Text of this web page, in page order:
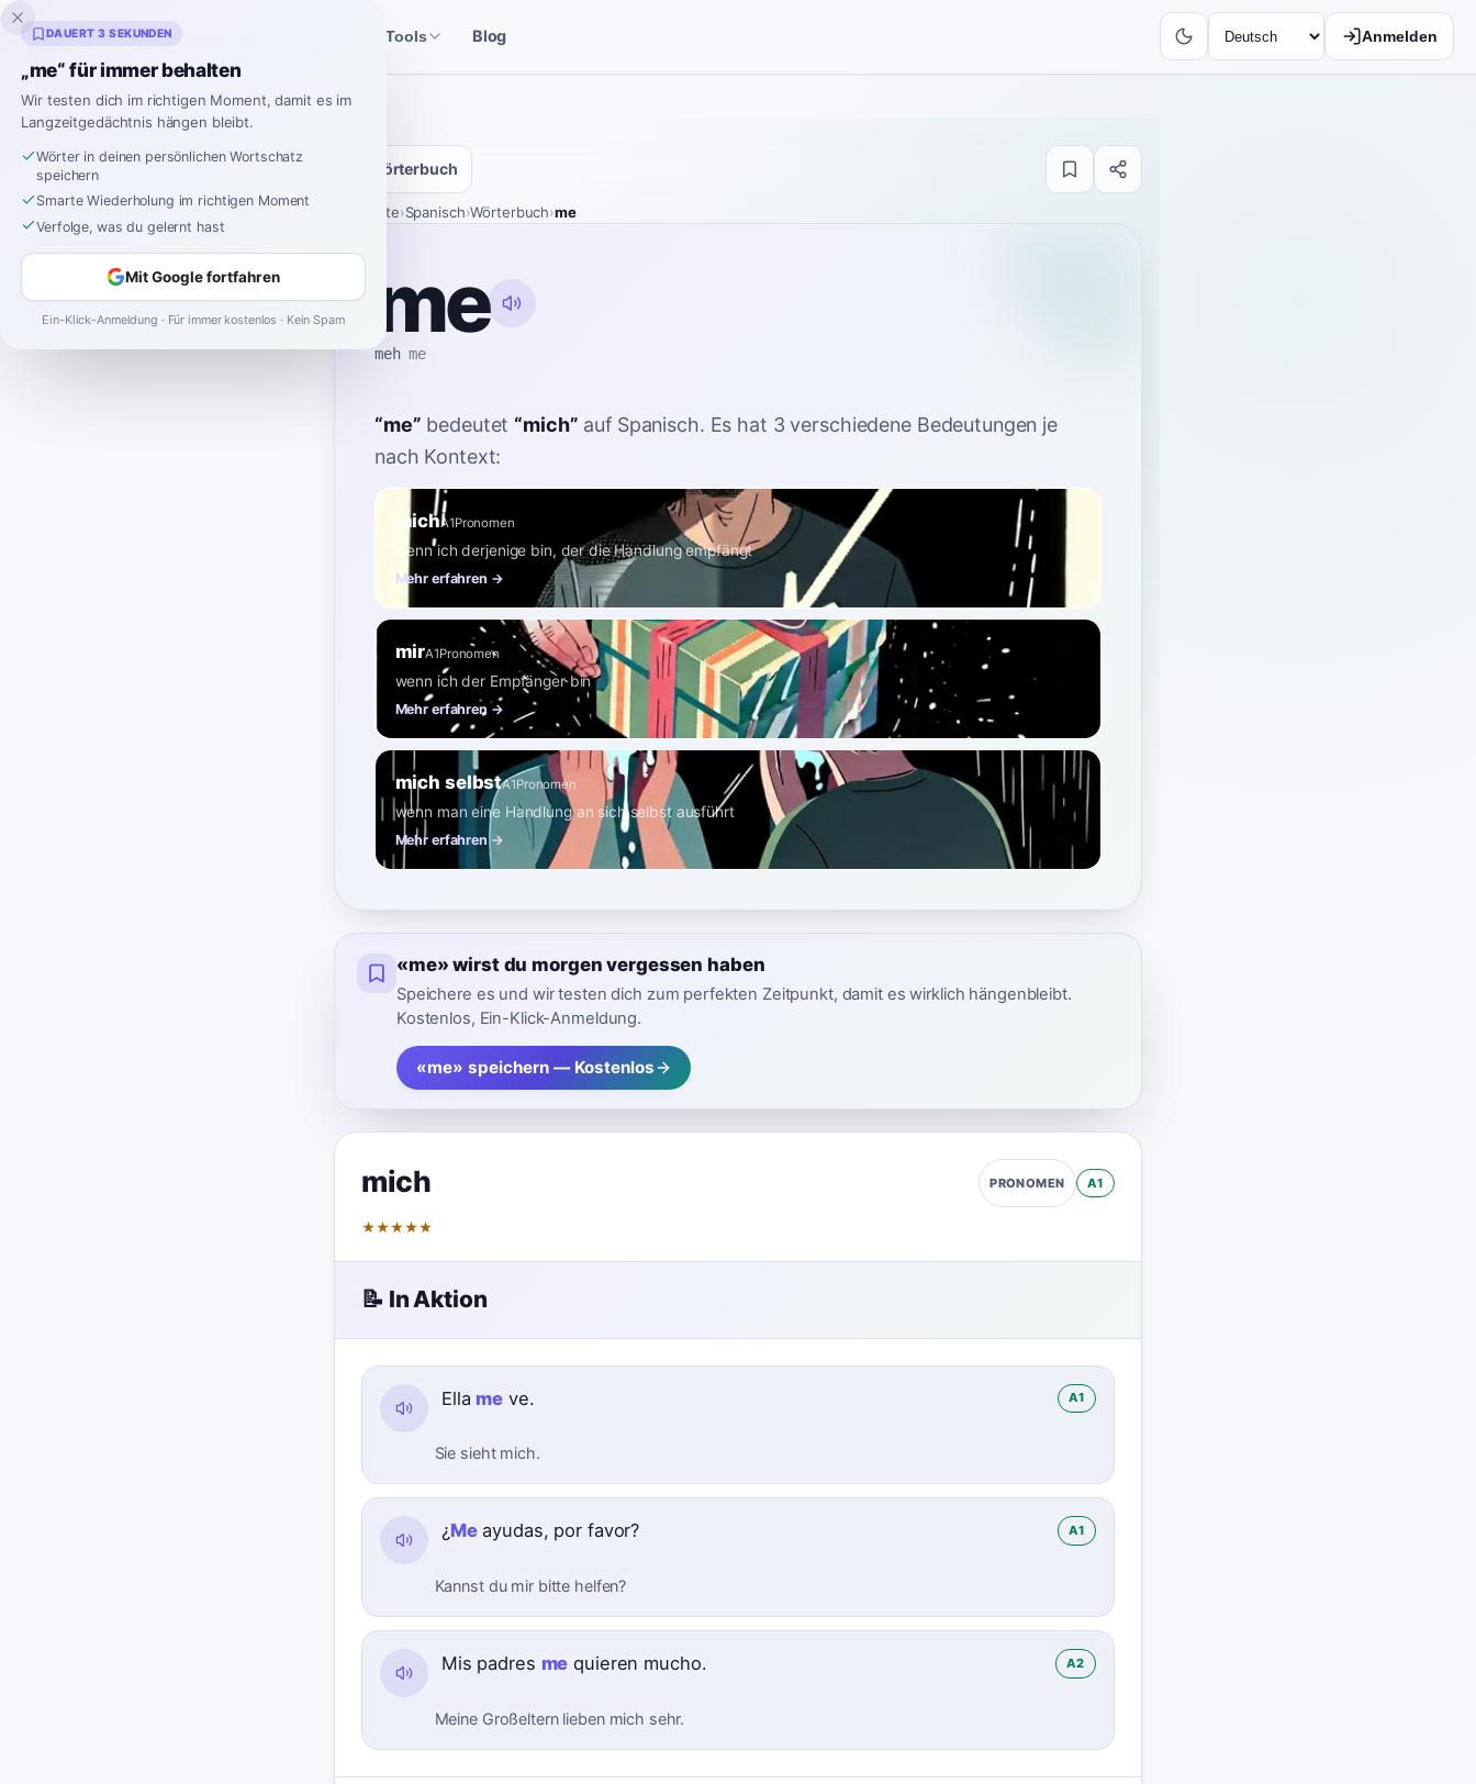
Inklingo Geschichten Spanische Tools Blog Anmelden
Wörterbuch
Startseite›Spanisch›Wörterbuch›me
me
meh me
“me” bedeutet “mich” auf Spanisch. Es hat 3 verschiedene Bedeutungen je
nach Kontext:
michA1Pronomen
wenn ich derjenige bin, der die Handlung empfängt
Mehr erfahren →
mirA1Pronomen
wenn ich der Empfänger bin
Mehr erfahren →
mich selbstA1Pronomen
wenn man eine Handlung an sich selbst ausführt
Mehr erfahren →
«me» wirst du morgen vergessen haben
Speichere es und wir testen dich zum perfekten Zeitpunkt, damit es wirklich hängenbleibt.
Kostenlos, Ein-Klick-Anmeldung.
«me» speichern — Kostenlos
mich PRONOMEN A1
★★★★★
📝 In Aktion
Ella me ve. A1
Sie sieht mich.
¿Meayudas, por favor? A1
Kannst du mir bitte helfen?
Mis padres me quieren mucho. A2
Meine Großeltern lieben mich sehr.
DAUERT 3 SEKUNDEN
„me“ für immer behalten
Wir testen dich im richtigen Moment, damit es im
Langzeitgedächtnis hängen bleibt.
Wörter in deinen persönlichen Wortschatz
speichern
Smarte Wiederholung im richtigen Moment
Verfolge, was du gelernt hast
Mit Google fortfahren
Ein-Klick-Anmeldung · Für immer kostenlos · Kein Spam